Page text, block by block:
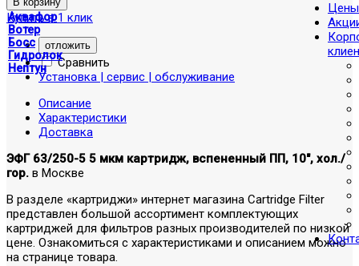
Аквафор
Вотер
Босс
Гидролок
Нептун
Цены
Купить в 1 клик
отложить
Сравнить
Установка | сервис | обслуживание
Описание
Характеристики
Доставка
ЭФГ 63/250-5 5 мкм картридж, вспененный ПП, 10", хол./
гор. в Москве
В разделе «картриджи» интернет магазина Cartridge Filter
представлен большой ассортимент комплектующих
картриджей для фильтров разных производителей по низкой
цене. Ознакомиться с характеристиками и описанием можно
на странице товара.